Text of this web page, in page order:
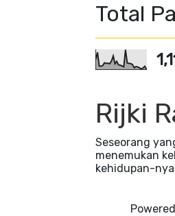
Total
Rijki
Seseorang
menemukan
kehidupan-nya